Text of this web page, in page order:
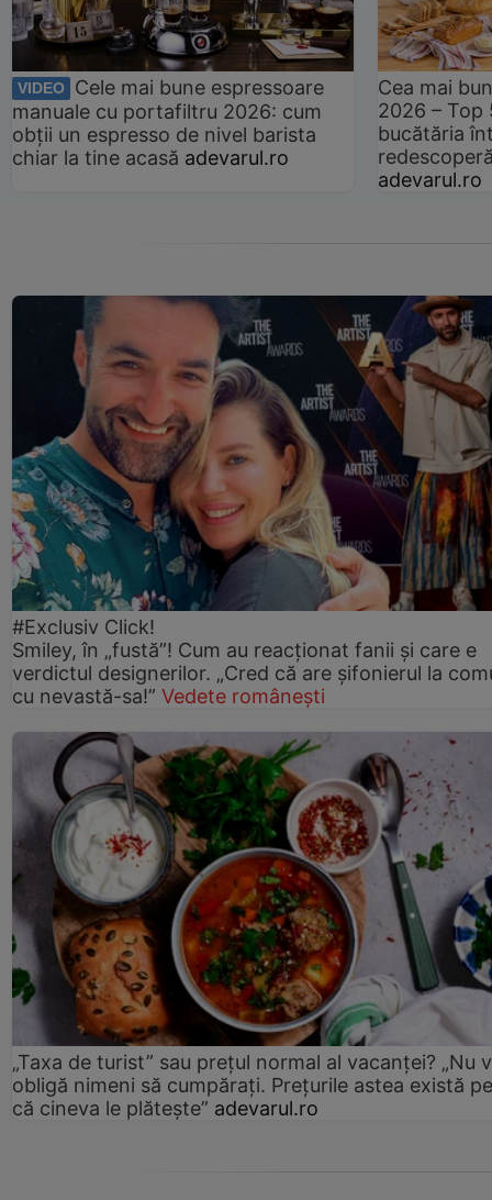
VIDEO
Cele mai bune espressoare
manuale cu portafiltru 2026: cum
obții un espresso de nivel barista
chiar la tine acasă adevarul.ro
Cea mai
2026 –
bucătăria
adevarul.ro
#Exclusiv Click!
Smiley, în „fustă”! Cum au reacționat fanii și care e
verdictul designerilor. „Cred că are șifonierul la
cu nevastă-sa!” Vedete românești
„Taxa de turist” sau prețul normal al vacanței? „Nu
obligă nimeni să cumpărați. Prețurile astea există
că cineva le plătește” adevarul.ro